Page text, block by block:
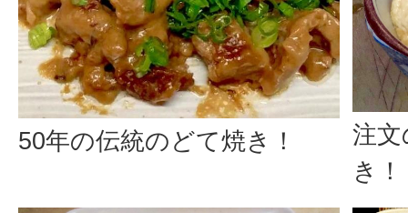
50年の伝統のどて焼き！
注
き！